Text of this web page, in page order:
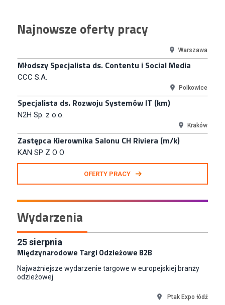
Najnowsze oferty pracy
Smyk S.A.
Młodszy Specjalista ds. Contentu i Social Media
CCC S.A.
N2H Sp. z o.o.
Zastępca Kierownika Salonu CH Riviera (m/k)
KAN SP Z O O
Specjalista/tka ds. Utrzymania Ruchu
Key Account Manager Meble
Empik
Młodszy Specjalista ds. Sprzedaży B2B (K/M/N)
Euro-net Sp. z o.o.
Koordynator Inwestycji
Gdańsk
OFERTY PRACY
Wydarzenia
25sierpnia
Międzynarodowe Targi Odzieżowe B2B
Najważniejsze wydarzenie targowe w europejskiej branży
odzieżowej
Ptak Expo łódź